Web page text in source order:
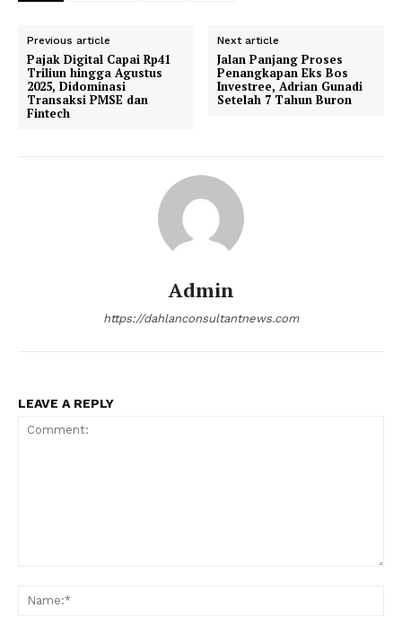
Previous article
Pajak Digital Capai Rp41
Triliun hingga Agustus
2025, Didominasi
Transaksi PMSE dan
Fintech
Next article
Jalan Panjang Proses
Penangkapan Eks Bos
Investree, Adrian Gunadi
Setelah 7 Tahun Buron
Admin
https://dahlanconsultantnews.com
LEAVE A REPLY